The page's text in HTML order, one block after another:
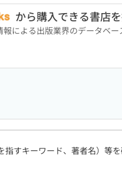
から購入できる書店
による出版業界のデータベ
すキーワード、著者名）等を